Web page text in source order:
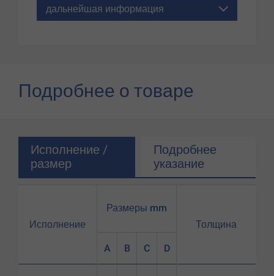
дальнейшая информация
Подробнее о товаре
Исполнение /
размер
Подробнее
указание
Исполнение
Размеры mm
A B C D
Толщина